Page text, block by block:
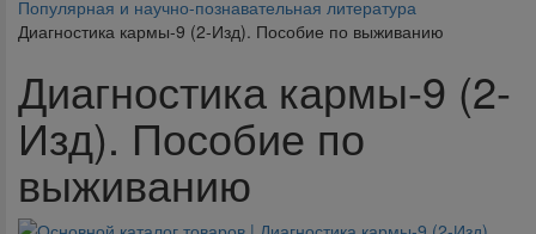
Популярная и научно-познавательная литература
Диагностика кармы-9 (2-Изд). Пособие по выживанию
Диагностика кармы-9 (2-
Изд). Пособие по
выживанию